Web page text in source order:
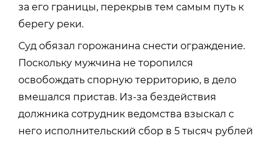
за его границы, перекрыв тем самым путь к
берегу реки.
Суд обязал горожанина снести ограждение.
Поскольку мужчина не торопился
освобождать спорную территорию, в дело
вмешался пристав. Из-за бездействия
должника сотрудник ведомства взыскал с
него исполнительский сбор в 5 тысяч рублей